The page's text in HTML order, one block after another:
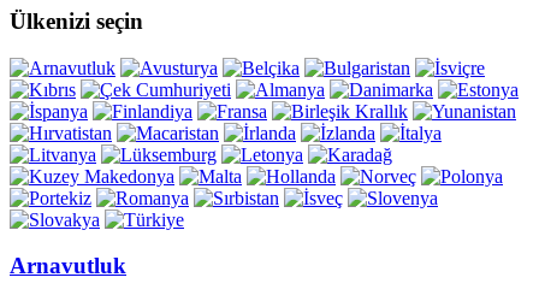
Ülkenizi seçin
Arnavutluk